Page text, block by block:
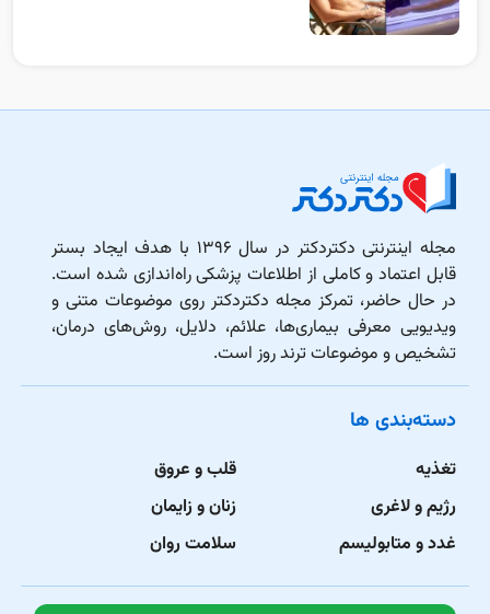
مجله اینترنتی دکتردکتر در سال ۱۳۹۶ با هدف ایجاد بستر
قابل اعتماد و کاملی از اطلاعات پزشکی راه‌اندازی شده است.
در حال حاضر، تمرکز مجله دکتردکتر روی موضوعات متنی و
ویدیویی معرفی بیماری‌ها، علائم، دلایل، روش‌های درمان،
تشخیص و موضوعات ترند روز است.
دسته‌بندی ها
تغذیه
رژیم و لاغری
غدد و متابولیسم
قلب و عروق
زنان و زایمان
سلامت روان